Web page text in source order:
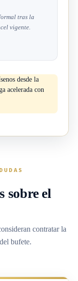
tras la
vigente.
desde la
acelerada con
sobre el
contratar la
bufete.